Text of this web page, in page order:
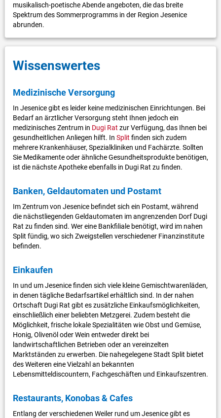
musikalisch-poetische Abende angeboten, die das breite
Spektrum des Sommerprogramms in der Region Jesenice
abrunden.
Wissenswertes
Medizinische Versorgung
In Jesenice gibt es leider keine medizinischen Einrichtungen. Bei
Bedarf an ärztlicher Versorgung steht Ihnen jedoch ein
medizinisches Zentrum in Dugi Rat zur Verfügung, das Ihnen bei
gesundheitlichen Anliegen hilft. In Split finden sich zudem
mehrere Krankenhäuser, Spezialkliniken und Fachärzte. Sollten
Sie Medikamente oder ähnliche Gesundheitsprodukte benötigen,
ist die nächste Apotheke ebenfalls in Dugi Rat zu finden.
Banken, Geldautomaten und Postamt
Im Zentrum von Jesenice befindet sich ein Postamt, während
die nächstliegenden Geldautomaten im angrenzenden Dorf Dugi
Rat zu finden sind. Wer eine Bankfiliale benötigt, wird im nahen
Split fündig, wo sich Zweigstellen verschiedener Finanzinstitute
befinden.
Einkaufen
In und um Jesenice finden sich viele kleine Gemischtwarenläden,
in denen tägliche Bedarfsartikel erhältlich sind. In der nahen
Ortschaft Dugi Rat gibt es zusätzliche Einkaufsmöglichkeiten,
einschließlich einer beliebten Metzgerei. Zudem besteht die
Möglichkeit, frische lokale Spezialitäten wie Obst und Gemüse,
Honig, Olivenöl oder Wein entweder direkt bei
landwirtschaftlichen Betrieben oder an vereinzelten
Marktständen zu erwerben. Die nahegelegene Stadt Split bietet
des Weiteren eine Vielzahl an bekannten
Lebensmitteldiscountern, Fachgeschäften und Einkaufszentren.
Restaurants, Konobas & Cafes
Entlang der verschiedenen Weiler rund um Jesenice gibt es